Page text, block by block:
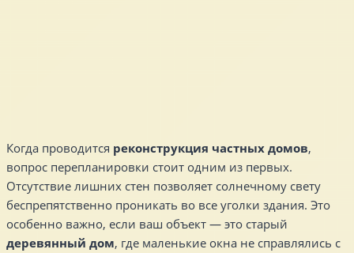
Когда проводится реконструкция частных домов,
вопрос перепланировки стоит одним из первых.
Отсутствие лишних стен позволяет солнечному свету
беспрепятственно проникать во все уголки здания. Это
особенно важно, если ваш объект — это старый
деревянный дом, где маленькие окна не справлялись с